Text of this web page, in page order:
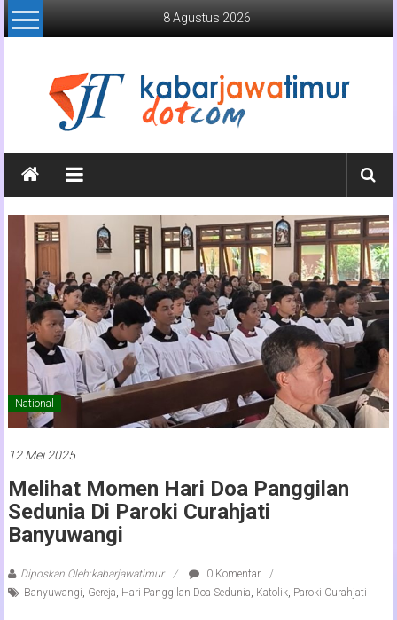
Lompat
ke
8 Agustus 2026
Kabar
Jawa
Timur
Media
Online
Jawa
Timur
National
12 Mei 2025
Melihat Momen Hari Doa Panggilan
Sedunia Di Paroki Curahjati
Banyuwangi
Diposkan Oleh:kabarjawatimur
0 Komentar
Banyuwangi, Gereja, Hari Panggilan Doa Sedunia, Katolik, Paroki Curahjati